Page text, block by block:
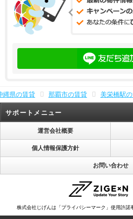
縄県の賃貸 那覇市の賃貸 美栄橋駅
サポートメニュー
運営会社概要
個人情報保護方針
お問い合わせ
株式会社じげんは「プライバシーマーク」使用許諾